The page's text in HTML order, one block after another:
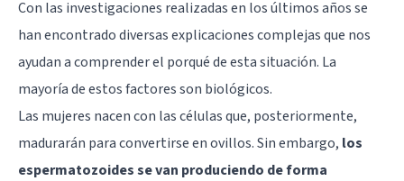
Con las investigaciones realizadas en los últimos años se
han encontrado diversas explicaciones complejas que nos
ayudan a comprender el porqué de esta situación. La
mayoría de estos factores son biológicos.
Las mujeres nacen con las células que, posteriormente,
madurarán para convertirse en ovillos. Sin embargo, los
espermatozoides se van produciendo de forma